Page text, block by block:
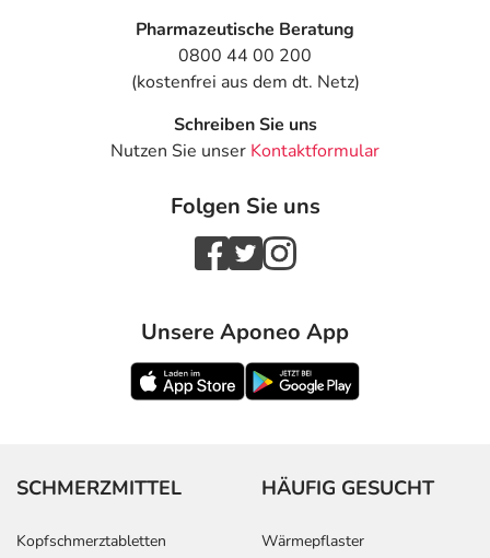
Pharmazeutische Beratung
0800 44 00 200
(kostenfrei aus dem dt. Netz)
Schreiben Sie uns
Nutzen Sie unser Kontaktformular
Folgen Sie uns
Unsere Aponeo App
SCHMERZMITTEL
Kopfschmerztabletten
HÄUFIG GESUCHT
Wärmepflaster